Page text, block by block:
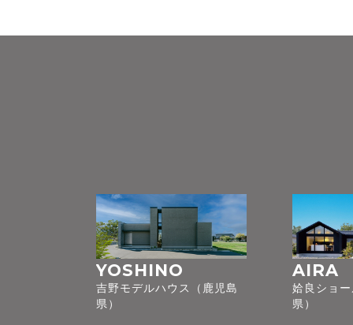
YOSHINO
吉野モデルハウス（鹿児島
県）
AIRA
姶良ショ
県）